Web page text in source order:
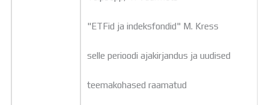
"ETFid ja indeksfondid" M. Kress
selle perioodi ajakirjandus ja uudised
teemakohased raamatud